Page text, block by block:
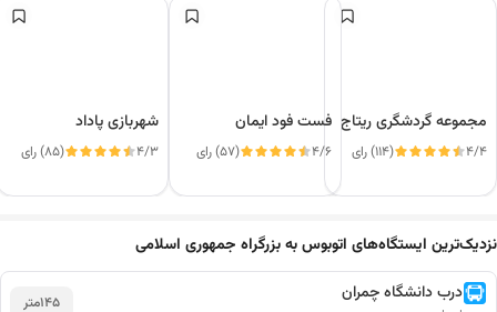
مجموعه گردشگری ریتاج
4/4 (114) رای
فست فود ایمان
4/6 (57) رای
شهربازی پاداد
4/3 (85) رای
نزدیک‌ترین ایستگاه‌های اتوبوس به بزرگراه جمهوری اسلامی
145متر درب دانشگاه چمران